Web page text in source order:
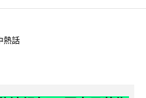
熱話